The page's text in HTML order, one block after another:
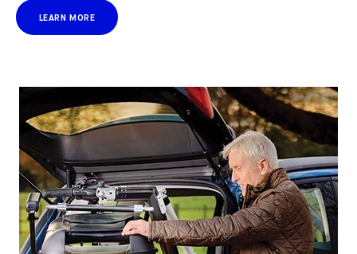
LEARN MORE